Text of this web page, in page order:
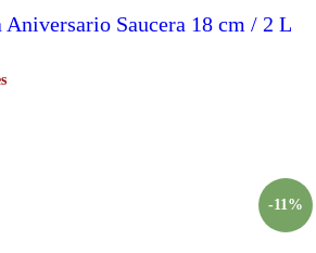
Saucera 18 cm / 2 L
-11%